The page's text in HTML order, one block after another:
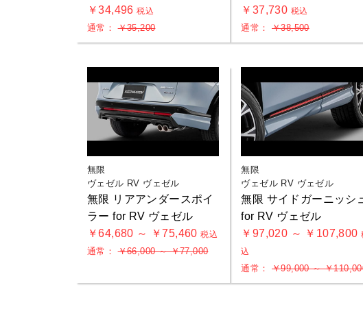
￥34,496税込
通常：￥35,200
￥37,730 税込
通常： ￥38,500
無限
ヴェゼル RV ヴェゼル
無限 リアアンダースポイ
ラー for RV ヴェゼル
￥64,680 ～ ￥75,460税込
通常：￥66,000 ～ ￥77,000
無限
ヴェゼル RV ヴェゼル
無限 サイドガーニッシ
for RV ヴェゼル
￥97,020 ～ ￥107,800
込
通常： ￥99,000 ～ ￥